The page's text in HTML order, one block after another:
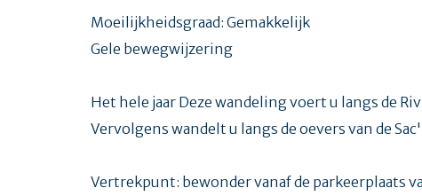
Moeilijkheidsgraad: Gemakkelijk
Gele bewegwijzering
Het hele jaar Deze wandeling voert u langs de
Vervolgens wandelt u langs de oevers van de
Vertrekpunt: bewonder vanaf de parkeerplaats